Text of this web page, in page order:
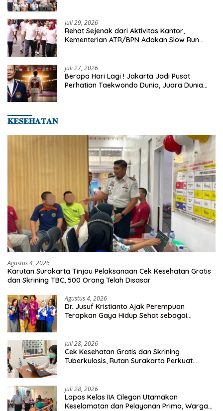
Juli 29, 2026
Rehat Sejenak dari Aktivitas Kantor,
Kementerian ATR/BPN Adakan Slow Run
Juli 27, 2026
Berapa Hari Lagi ! Jakarta Jadi Pusat
Perhatian Taekwondo Dunia, Juara Dunia
𝐊𝐄𝐒𝐄𝐇𝐀𝐓𝐀𝐍
Agustus 4, 2026
Karutan Surakarta Tinjau Pelaksanaan Cek Kesehatan Gratis
dan Skrining TBC, 500 Orang Telah Disasar
Agustus 4, 2026
Dr. Jusuf Kristianto Ajak Perempuan
Terapkan Gaya Hidup Sehat sebagai
Juli 28, 2026
Cek Kesehatan Gratis dan Skrining
Tuberkulosis, Rutan Surakarta Perkuat
Juli 28, 2026
Lapas Kelas IIA Cilegon Utamakan
Keselamatan dan Pelayanan Prima, Warga